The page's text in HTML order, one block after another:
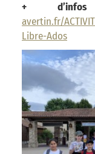
+
avertin.fr/
Libre-Ados